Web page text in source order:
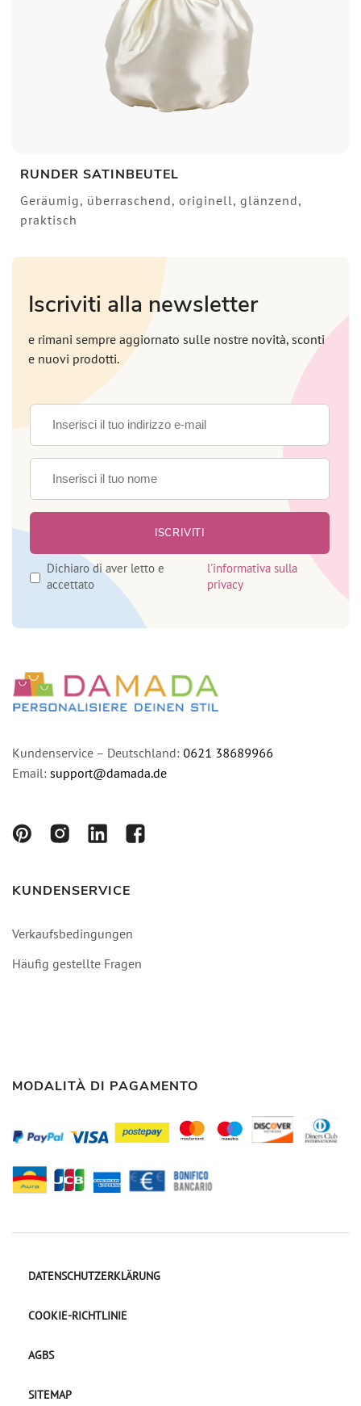
RUNDER SATINBEUTEL
Geräumig, überraschend, originell, glänzend,
praktisch
Iscriviti alla newsletter
e rimani sempre aggiornato sulle nostre novità, sconti
e nuovi prodotti.
Dichiaro di aver letto e
accettato
l'informativa sulla
privacy
Kundenservice – Deutschland: 0621 38689966
Email: support@damada.de
KUNDENSERVICE
Verkaufsbedingungen
Häufig gestellte Fragen
MODALITÀ DI PAGAMENTO
DATENSCHUTZERKLÄRUNG
COOKIE-RICHTLINIE
AGBS
SITEMAP